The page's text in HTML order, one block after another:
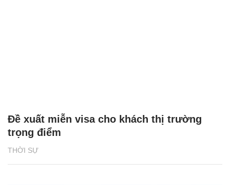
THỜI SỰ
Đề xuất miễn visa cho khách thị trường
trọng điểm